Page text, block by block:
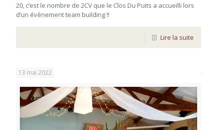
20, c’est le nombre de 2CV que le Clos Du Puits a accueilli lors
d’un évènement team building !!
Lire la suite
13 mai 2022